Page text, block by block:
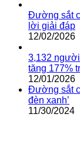
Đường sắt
lời giải đáp
12/02/2026
3,132
tăng 177%
12/01/2026
Đường sắt
đèn xanh’
11/30/2024